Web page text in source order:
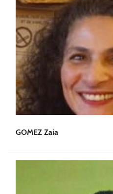
GOMEZ Zaia